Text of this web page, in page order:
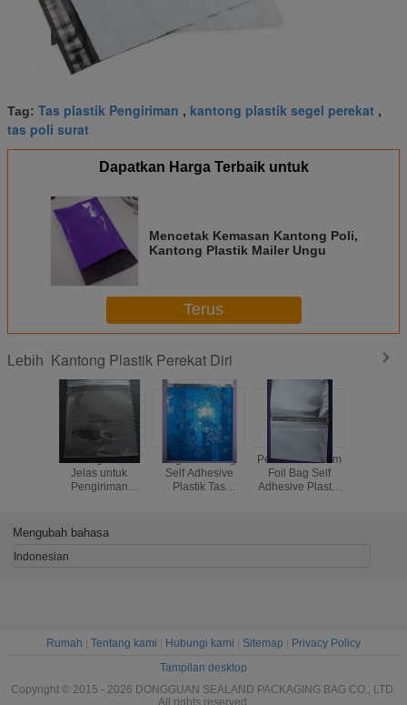
Tag: Tas plastik Pengiriman , kantong plastik segel perekat ,
tas poli surat
Dapatkan Harga Terbaik untuk
Mencetak Kemasan Kantong Poli,
Kantong Plastik Mailer Ungu
Terus
Lebih Kantong Plastik Perekat Diri
Kantong Plastik
Jelas untuk
Pengiriman
Logam Mailing
Self Adhesive
Plastik Tas
Perak Aluminium
Foil Bag Self
Adhesive Plastic
Mengubah bahasa
Indonesian
Rumah Tentang kami Hubungi kami Sitemap
Privacy Policy
Tampilan desktop
Copyright © 2015 - 2026 DONGGUAN SEALAND PACKAGING BAG CO., LTD.
All rights reserved.